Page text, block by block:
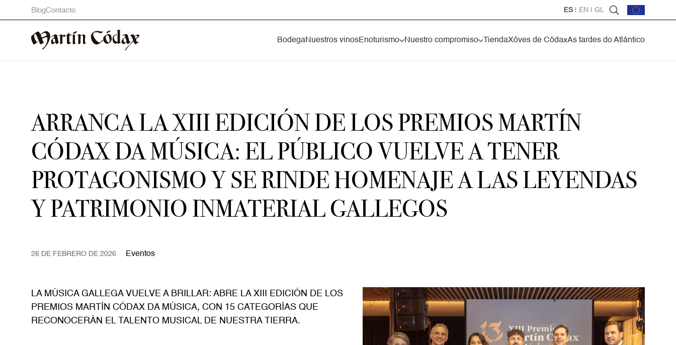
BlogContacto ES EN GL
BodegaNuestros vinosEnoturismo Nuestro compromiso TiendaXóves de CódaxAs tardes do Atlántico
ARRANCA LA XIII EDICIÓN DE LOS PREMIOS MARTÍN
CÓDAX DA MÚSICA: EL PÚBLICO VUELVE A TENER
PROTAGONISMO Y SE RINDE HOMENAJE A LAS LEYENDAS
Y PATRIMONIO INMATERIAL GALLEGOS
26 DE FEBRERO DE 2026 Eventos
LA MÚSICA GALLEGA VUELVE A BRILLAR: ABRE LA XIII EDICIÓN DE LOS
PREMIOS MARTÍN CÓDAX DA MÚSICA, CON 15 CATEGORÍAS QUE
RECONOCERÁN EL TALENTO MUSICAL DE NUESTRA TIERRA.